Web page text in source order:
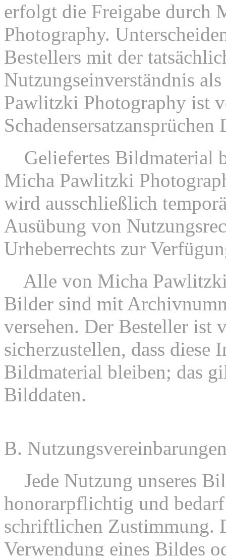
erfolgt die Freigabe durch
Photography.
Bestellers mit der
Nutzungseinverständnis
Pawlitzki Photography ist
Geliefertes Bildmaterial
Micha Pawlitzki
wird ausschließlich
Ausübung von
Urheberrechts zur
Alle von Micha
Bilder sind mit
versehen. Der Besteller ist
sicherzustellen, dass diese
Bildmaterial bleiben; das
Bilddaten.
B.
Jede Nutzung unseres
honorarpflichtig und
schriftlichen Zustimmung.
Verwendung eines Bildes